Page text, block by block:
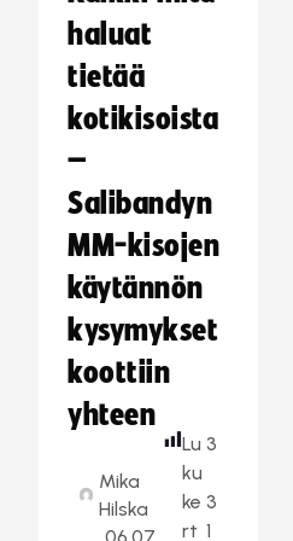
haluat
tietää
kotikisoista
–
Salibandyn
MM-kisojen
käytännön
kysymykset
koottiin
yhteen
Mika
Hilska
Lu
ku
ke
rt
3
3
1